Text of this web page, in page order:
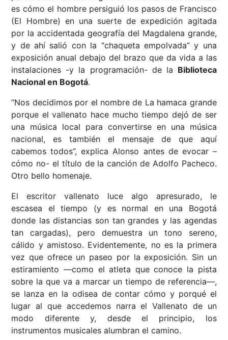
es cómo el hombre persiguió los pasos de Francisco
(El Hombre) en una suerte de expedición agitada
por la accidentada geografía del Magdalena grande,
y de ahí salió con la “chaqueta empolvada” y una
exposición anual debajo del brazo que da vida a las
instalaciones -y la programación- de la Biblioteca
Nacional en Bogotá.
“Nos decidimos por el nombre de La hamaca grande
porque el vallenato hace mucho tiempo dejó de ser
una música local para convertirse en una música
nacional, es también el mensaje de que aquí
cabemos todos”, explica Alonso antes de evocar –
cómo no- el título de la canción de Adolfo Pacheco.
Otro bello homenaje.
El escritor vallenato luce algo apresurado, le
escasea el tiempo (y es normal en una Bogotá
donde las distancias son tan grandes y las agendas
tan cargadas), pero demuestra un tono sereno,
cálido y amistoso. Evidentemente, no es la primera
vez que ofrece un paseo por la exposición. Sin un
estiramiento ––como el atleta que conoce la pista
sobre la que va a marcar un tiempo de referencia––,
se lanza en la odisea de contar cómo y porqué el
lugar al que accedemos narra el Vallenato de un
modo diferente y, desde el principio, los
instrumentos musicales alumbran el camino.